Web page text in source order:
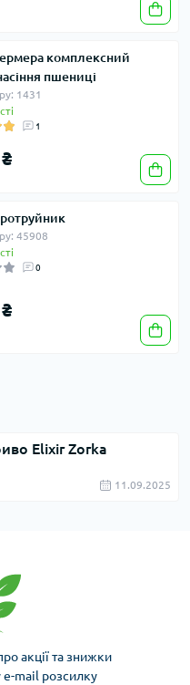
комплексний
пшениці
1431
1
45908
0
Elixir Zorka
11.09.2025
акції та знижки
e-mail розсилку